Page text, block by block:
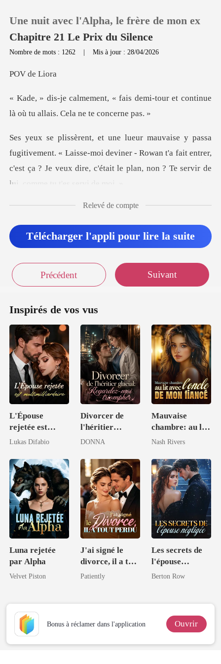
Recharger
Une nuit avec l'Alpha, le frère de mon ex
Chapitre 21 Le Prix du Silence
Nombre de mots : 1262 |Mis à jour : 28/04/2026
de L
s demi-tour et continue
là où tu
Laisse-moi deviner - Rowan t'a fait entrer,
c'est ça ? Je veux dire,
une le Relevé de compte
Télécharger l'appli pour lire la suite
Précédent Suivant
Inspirés de vos vus
L'Épouse
rejetée est
multimilliardair
Lukas Difabio
Divorcer de
l'héritier
glacial:
triompher
DONNA
Mauvaise
chambre: au lit
avec l'oncle de
Nash Rivers
Luna rejetée
par Alpha
Velvet Piston
J'ai signé le
divorce, il a tout
perdu
Patiently
Les secrets de
l'épouse
négligée
Berton Row
Bonus à réclamer dans l'application Ouvrir